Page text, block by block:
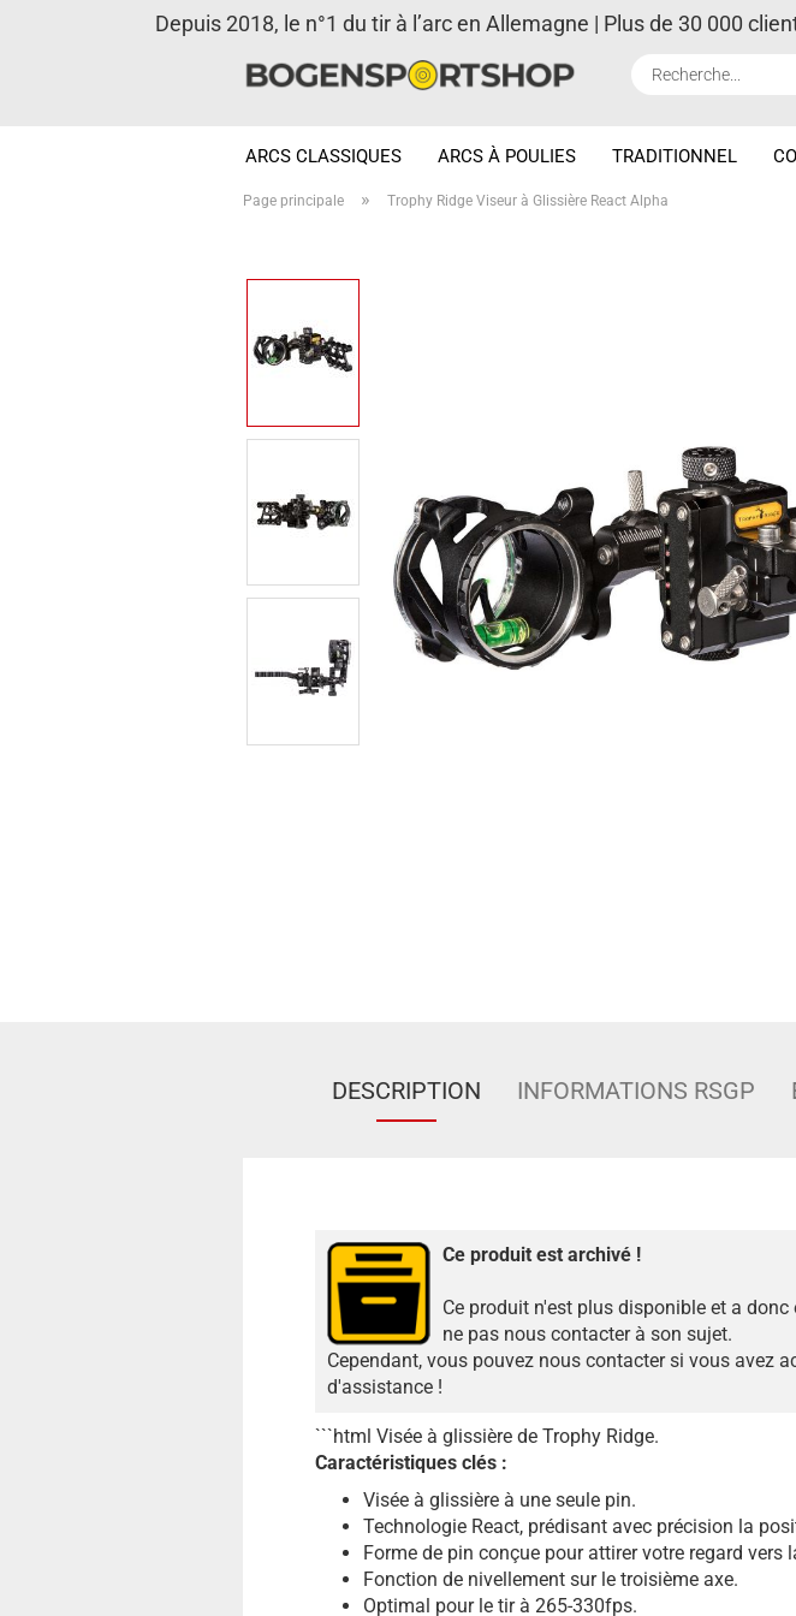
Depuis 2018, le n°1 du tir à l’arc en Allemagne | Plus de 30 000
ARCS CLASSIQUES ARCS À POULIES TRADITIONNEL
Page principale » Trophy Ridge Viseur à Glissière React Alpha
DESCRIPTION INFORMATIONS RSGP
Ce produit est archivé !
Ce produit n'est plus disponible et a
ne pas nous contacter à son sujet.
Cependant, vous pouvez nous contacter si vous avez
d'assistance !
```html Visée à glissière de Trophy Ridge.
Caractéristiques clés :
Visée à glissière à une seule pin.
Technologie React, prédisant avec précision la
Forme de pin conçue pour attirer votre regard vers
Fonction de nivellement sur le troisième axe.
Optimal pour le tir à 265-330fps.